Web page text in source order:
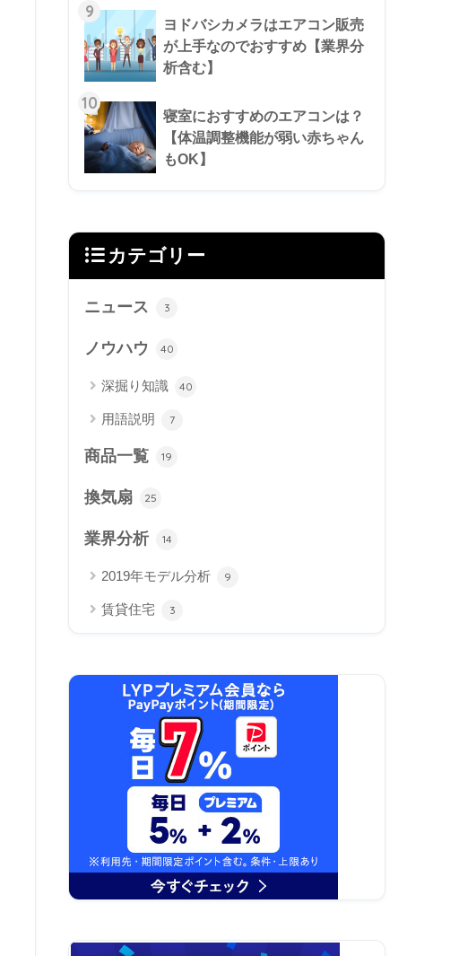
9
ヨドバシカメラはエアコン販売
が上手なのでおすすめ【業界分
析含む】
10
寝室におすすめのエアコンは？
【体温調整機能が弱い赤ちゃん
もOK】
カテゴリー
ニュース 3
ノウハウ 40
深掘り知識 40
用語説明 7
商品一覧 19
換気扇 25
業界分析 14
2019年モデル分析 9
賃貸住宅 3